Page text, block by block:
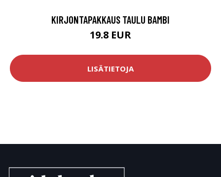
KIRJONTAPAKKAUS TAULU BAMBI
19.8 EUR
LISÄTIETOJA